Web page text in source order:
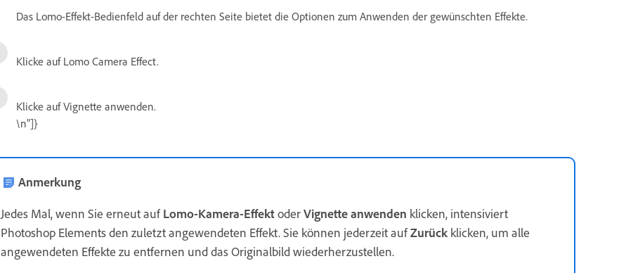
Das Lomo-Effekt-Bedienfeld auf der rechten Seite bietet die Optionen zum Anwenden der gewünschten Effekte.
Klicke auf Lomo Camera Effect.
Klicke auf Vignette anwenden.
\n"]}
Anmerkung
Jedes Mal, wenn Sie erneut auf Lomo-Kamera-EffektoderVignette anwenden klicken, intensiviert
Photoshop Elements den zuletzt angewendeten Effekt. Sie können jederzeit aufZurück klicken, um alle
angewendeten Effekte zu entfernen und das Originalbild wiederherzustellen.